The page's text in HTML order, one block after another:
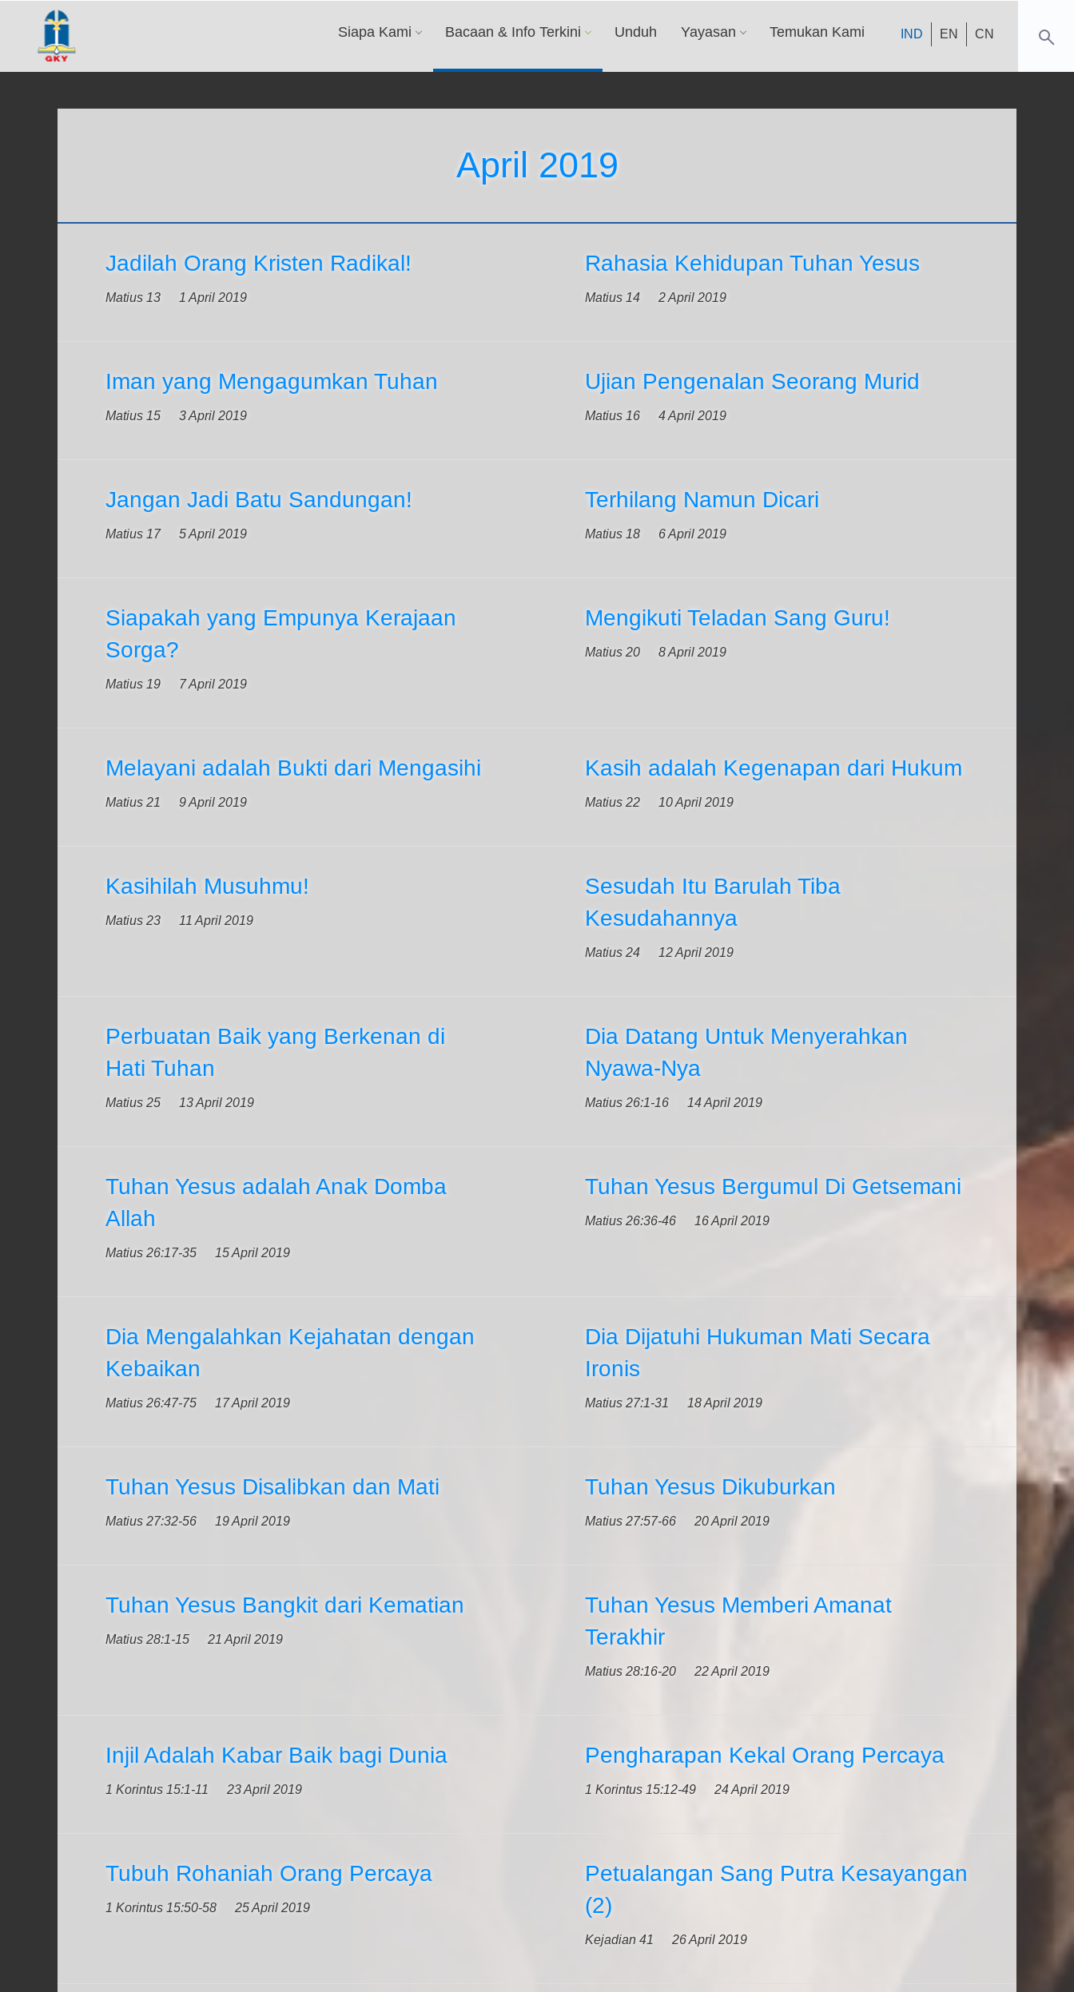
IND EN CN
Siapa Kami Bacaan & Info Terkini Unduh Yayasan Temukan Kami
April 2019
Jadilah Orang Kristen Radikal!
Matius 13 1 April 2019
Rahasia Kehidupan Tuhan Yesus
Matius 14 2 April 2019
Iman yang Mengagumkan Tuhan
Matius 15 3 April 2019
Ujian Pengenalan Seorang Murid
Matius 16 4 April 2019
Jangan Jadi Batu Sandungan!
Matius 17 5 April 2019
Terhilang Namun Dicari
Matius 18 6 April 2019
Siapakah yang Empunya Kerajaan
Sorga?
Matius 19 7 April 2019
Mengikuti Teladan Sang Guru!
Matius 20 8 April 2019
Melayani adalah Bukti dari Mengasihi
Matius 21 9 April 2019
Kasih adalah Kegenapan dari Hukum
Matius 22 10 April 2019
Kasihilah Musuhmu!
Matius 23 11 April 2019
Sesudah Itu Barulah Tiba
Kesudahannya
Matius 24 12 April 2019
Perbuatan Baik yang Berkenan di
Hati Tuhan
Matius 25 13 April 2019
Dia Datang Untuk Menyerahkan
Nyawa-Nya
Matius 26:1-16 14 April 2019
Tuhan Yesus adalah Anak Domba
Allah
Matius 26:17-35 15 April 2019
Tuhan Yesus Bergumul Di Getsemani
Matius 26:36-46 16 April 2019
Dia Mengalahkan Kejahatan dengan
Kebaikan
Matius 26:47-75 17 April 2019
Dia Dijatuhi Hukuman Mati Secara
Ironis
Matius 27:1-31 18 April 2019
Tuhan Yesus Disalibkan dan Mati
Matius 27:32-56 19 April 2019
Tuhan Yesus Dikuburkan
Matius 27:57-66 20 April 2019
Tuhan Yesus Bangkit dari Kematian
Matius 28:1-15 21 April 2019
Tuhan Yesus Memberi Amanat
Terakhir
Matius 28:16-20 22 April 2019
Injil Adalah Kabar Baik bagi Dunia
1 Korintus 15:1-11 23 April 2019
Pengharapan Kekal Orang Percaya
1 Korintus 15:12-49 24 April 2019
Tubuh Rohaniah Orang Percaya
1 Korintus 15:50-58 25 April 2019
Petualangan Sang Putra Kesayangan
(2)
Kejadian 41 26 April 2019